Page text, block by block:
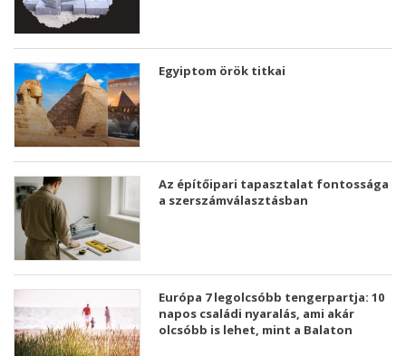
Egyiptom örök titkai
Az építőipari tapasztalat fontossága
a szerszámválasztásban
Európa 7 legolcsóbb tengerpartja: 10
napos családi nyaralás, ami akár
olcsóbb is lehet, mint a Balaton